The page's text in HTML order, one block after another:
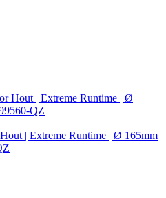
| Extreme Runtime | Ø 165mm